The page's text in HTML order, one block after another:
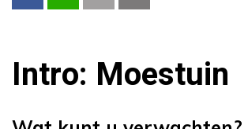
Intro: Moestuin